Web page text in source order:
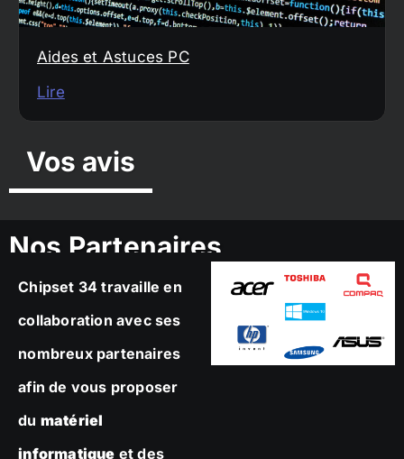
Aides et Astuces PC
Lire
Vos avis
Nos Partenaires
Chipset 34 travaille en
collaboration avec ses
nombreux partenaires
afin de vous proposer
du matériel
informatique et des